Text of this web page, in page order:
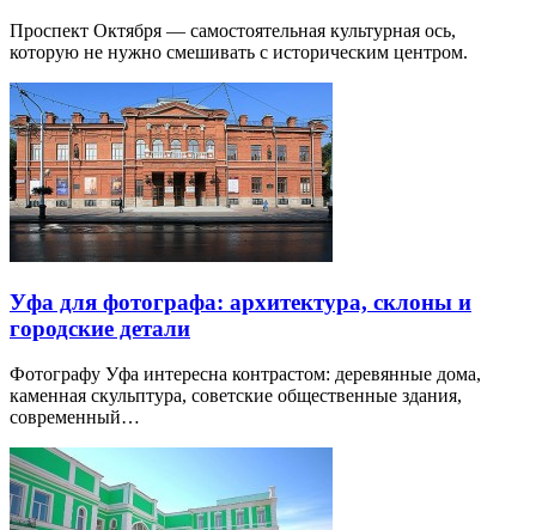
Проспект Октября — самостоятельная культурная ось,
которую не нужно смешивать с историческим центром.
Уфа для фотографа: архитектура, склоны и
городские детали
Фотографу Уфа интересна контрастом: деревянные дома,
каменная скульптура, советские общественные здания,
современный…